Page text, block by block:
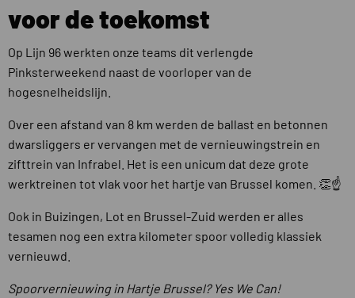
voor de toekomst
Op Lijn 96 werkten onze teams dit verlengde
Pinksterweekend naast de voorloper van de
hogesnelheidslijn.
Over een afstand van 8 km werden de ballast en betonnen
dwarsliggers er vervangen met de vernieuwingstrein en
zifttrein van Infrabel. Het is een unicum dat deze grote
werktreinen tot vlak voor het hartje van Brussel komen. 👏☝️
Ook in Buizingen, Lot en Brussel-Zuid werden er alles
tesamen nog een extra kilometer spoor volledig klassiek
vernieuwd.
Spoorvernieuwing in Hartje Brussel? Yes We Can!